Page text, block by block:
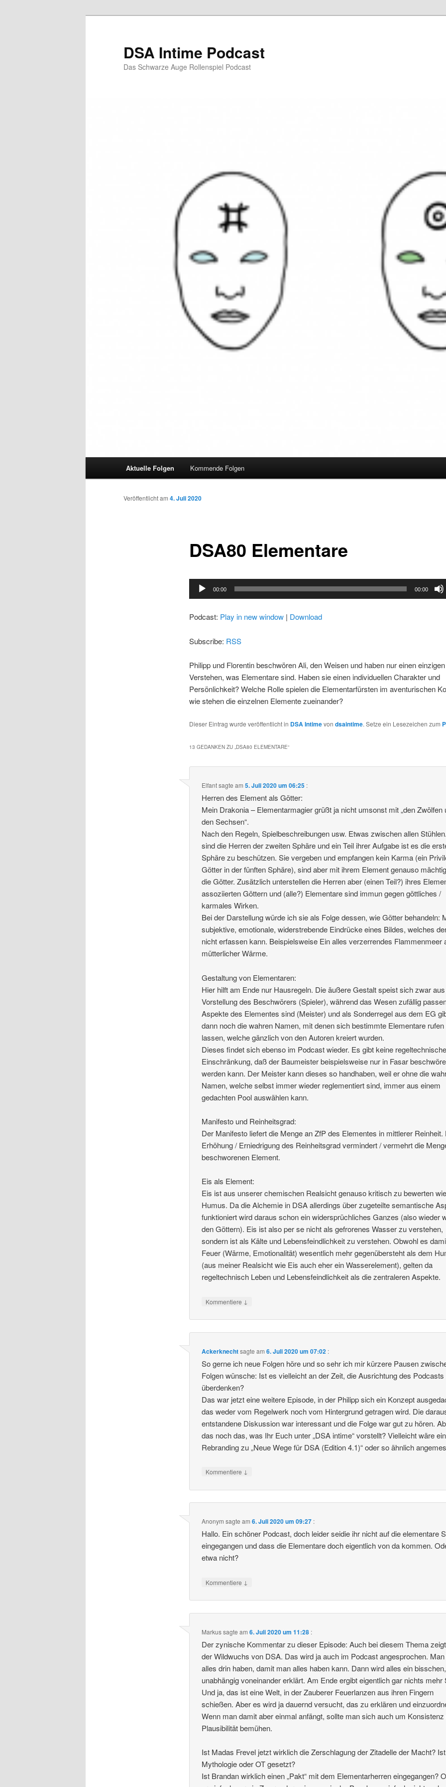
DSA Intime Podcast
Das Schwarze Auge Rollenspiel Podcast
Aktuelle Folgen Kommende Folgen
DSA80 Elementare
Veröffentlicht am 4. Juli 2020
Audio-
Player
00:00 00:00
Podcast: Play in new window| Download
Subscribe: RSS
Philipp und Florentin beschwören Ali, den Weisen und haben nur einen
Verstehen, was Elementare sind. Haben sie einen individuellen Charakter und
Persönlichkeit? Welche Rolle spielen die Elementarfürsten im aventurischen
wie stehen die einzelnen Elemente zueinander?
Dieser Eintrag wurde veröffentlicht in DSA Intimevon dsaintime. Setze ein Lesezeichen zum
13 GEDANKEN ZU „DSA80 ELEMENTARE“
Elfantsagte am5. Juli 2020 um 06:25 :
Herren des Element als Götter:
Mein Drakonia – Elementarmagier grüßt ja nicht umsonst mit „den Zwölfen
den Sechsen“.
Nach den Regeln, Spielbeschreibungen usw. Etwas zwischen allen
sind die Herren der zweiten Sphäre und ein Teil ihrer Aufgabe ist es die
Sphäre zu beschützen. Sie vergeben und empfangen kein Karma (ein
Götter in der fünften Sphäre), sind aber mit ihrem Element genauso
die Götter. Zusätzlich unterstellen die Herren aber (einen Teil?) ihres
assoziierten Göttern und (alle?) Elementare sind immun gegen göttliches /
karmales Wirken.
Bei der Darstellung würde ich sie als Folge dessen, wie Götter behandeln:
subjektive, emotionale, widerstrebende Eindrücke eines Bildes, welches
nicht erfassen kann. Beispielsweise Ein alles verzerrendes Flammenmeer
mütterlicher Wärme.
Gestaltung von Elementaren:
Hier hilft am Ende nur Hausregeln. Die äußere Gestalt speist sich zwar
Vorstellung des Beschwörers (Spieler), während das Wesen zufällig
Aspekte des Elementes sind (Meister) und als Sonderregel aus dem EG
dann noch die wahren Namen, mit denen sich bestimmte Elementare rufen
lassen, welche gänzlich von den Autoren kreiert wurden.
Dieses findet sich ebenso im Podcast wieder. Es gibt keine regeltechnische
Einschränkung, daß der Baumeister beispielsweise nur in Fasar
werden kann. Der Meister kann dieses so handhaben, weil er ohne die
Namen, welche selbst immer wieder reglementiert sind, immer aus einem
gedachten Pool auswählen kann.
Manifesto und Reinheitsgrad:
Der Manifesto liefert die Menge an ZfP des Elementes in mittlerer Reinheit.
Erhöhung / Erniedrigung des Reinheitsgrad vermindert / vermehrt die
beschworenen Element.
Eis als Element:
Eis ist aus unserer chemischen Realsicht genauso kritisch zu bewerten wie
Humus. Da die Alchemie in DSA allerdings über zugeteilte semantische
funktioniert wird daraus schon ein widersprüchliches Ganzes (also wieder
den Göttern). Eis ist also per se nicht als gefrorenes Wasser zu verstehen,
sondern ist als Kälte und Lebensfeindlichkeit zu verstehen. Obwohl es
Feuer (Wärme, Emotionalität) wesentlich mehr gegenübersteht als dem
(aus meiner Realsicht wie Eis auch eher ein Wasserelement), gelten da
regeltechnisch Leben und Lebensfeindlichkeit als die zentraleren Aspekte.
Kommentiere ↓
Ackerknechtsagte am6. Juli 2020 um 07:02 :
So gerne ich neue Folgen höre und so sehr ich mir kürzere Pausen
Folgen wünsche: Ist es vielleicht an der Zeit, die Ausrichtung des
überdenken?
Das war jetzt eine weitere Episode, in der Philipp sich ein Konzept
das weder vom Regelwerk noch vom Hintergrund getragen wird. Die
entstandene Diskussion war interessant und die Folge war gut zu hören.
das noch das, was Ihr Euch unter „DSA intime“ vorstellt? Vielleicht wäre ein
Rebranding zu „Neue Wege für DSA (Edition 4.1)“ oder so ähnlich
Kommentiere ↓
Anonym sagte am6. Juli 2020 um 09:27 :
Hallo. Ein schöner Podcast, doch leider seidie ihr nicht auf die elementare
eingegangen und dass die Elementare doch eigentlich von da kommen.
etwa nicht?
Kommentiere ↓
Markussagte am6. Juli 2020 um 11:28 :
Der zynische Kommentar zu dieser Episode: Auch bei diesem Thema
der Wildwuchs von DSA. Das wird ja auch im Podcast angesprochen.
alles drin haben, damit man alles haben kann. Dann wird alles ein
unabhängig voneinander erklärt. Am Ende ergibt eigentlich gar nichts mehr
Und ja, das ist eine Welt, in der Zauberer Feuerlanzen aus ihren Fingern
schießen. Aber es wird ja dauernd versucht, das zu erklären und
Wenn man damit aber einmal anfängt, sollte man sich auch um Konsistenz
Plausibilität bemühen.
Ist Madas Frevel jetzt wirklich die Zerschlagung der Zitadelle der Macht?
Mythologie oder OT gesetzt?
Ist Brandan wirklich einen „Pakt“ mit dem Elementarherren eingegangen?